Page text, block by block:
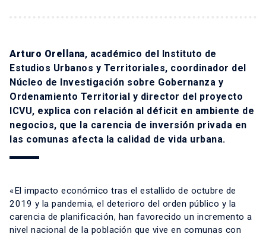
Arturo Orellana, académico del Instituto de
Estudios Urbanos y Territoriales, coordinador del
Núcleo de Investigación sobre Gobernanza y
Ordenamiento Territorial y director del proyecto
ICVU, explica con relación al déficit en ambiente de
negocios, que la carencia de inversión privada en
las comunas afecta la calidad de vida urbana.
«El impacto económico tras el estallido de octubre de
2019 y la pandemia, el deterioro del orden público y la
carencia de planificación, han favorecido un incremento a
nivel nacional de la población que vive en comunas con